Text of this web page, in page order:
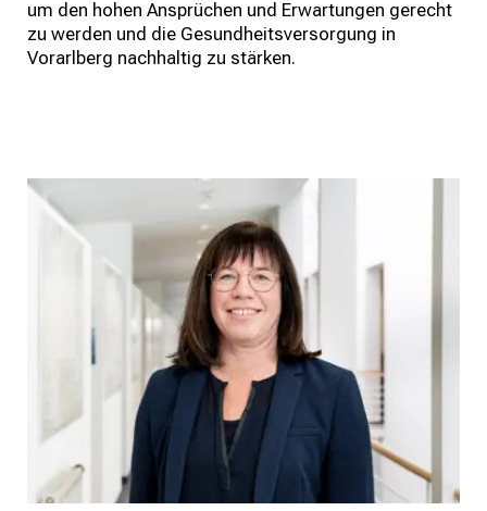
um den hohen Ansprüchen und Erwartungen gerecht
zu werden und die Gesundheitsversorgung in
Vorarlberg nachhaltig zu stärken.